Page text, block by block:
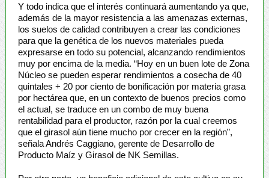
Y todo indica que el interés continuará aumentando ya que,
además de la mayor resistencia a las amenazas externas,
los suelos de calidad contribuyen a crear las condiciones
para que la genética de los nuevos materiales pueda
expresarse en todo su potencial, alcanzando rendimientos
muy por encima de la media. “Hoy en un buen lote de Zona
Núcleo se pueden esperar rendimientos a cosecha de 40
quintales + 20 por ciento de bonificación por materia grasa
por hectárea que, en un contexto de buenos precios como
el actual, se traduce en un combo de muy buena
rentabilidad para el productor, razón por la cual creemos
que el girasol aún tiene mucho por crecer en la región”,
señala Andrés Caggiano, gerente de Desarrollo de
Producto Maíz y Girasol de NK Semillas.